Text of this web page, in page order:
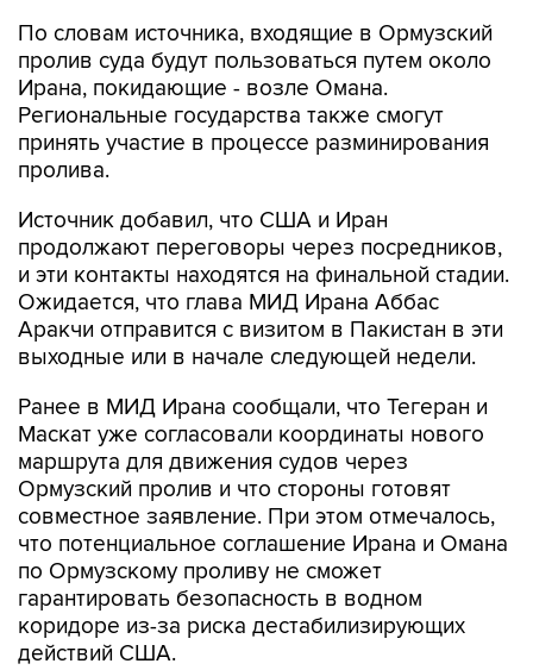
По словам источника, входящие в Ормузский
пролив суда будут пользоваться путем около
Ирана, покидающие - возле Омана.
Региональные государства также смогут
принять участие в процессе разминирования
пролива.
Источник добавил, что США и Иран
продолжают переговоры через посредников,
и эти контакты находятся на финальной стадии.
Ожидается, что глава МИД Ирана Аббас
Аракчи отправится с визитом в Пакистан в эти
выходные или в начале следующей недели.
Ранее в МИД Ирана сообщали, что Тегеран и
Маскат уже согласовали координаты нового
маршрута для движения судов через
Ормузский пролив и что стороны готовят
совместное заявление. При этом отмечалось,
что потенциальное соглашение Ирана и Омана
по Ормузскому проливу не сможет
гарантировать безопасность в водном
коридоре из-за риска дестабилизирующих
действий США.